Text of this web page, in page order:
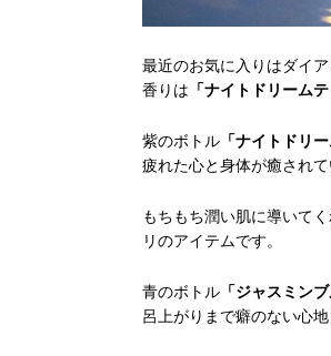
最近のお気に入りはダイ
香りは 「ナイトドリーム
紫のボトル 「ナイトドリ
疲れた心と身体が癒され
もちもち潤い肌に導いて
リのアイテムです。
青のボトル 「ジャスミン
呂上がりまで癖のない心地